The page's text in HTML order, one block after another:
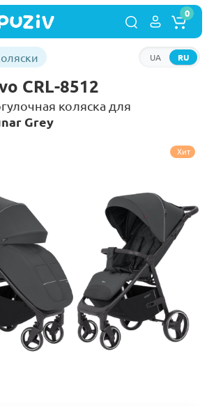
RU
UA
0
CRL-8512
коляска для
Grey
Хит